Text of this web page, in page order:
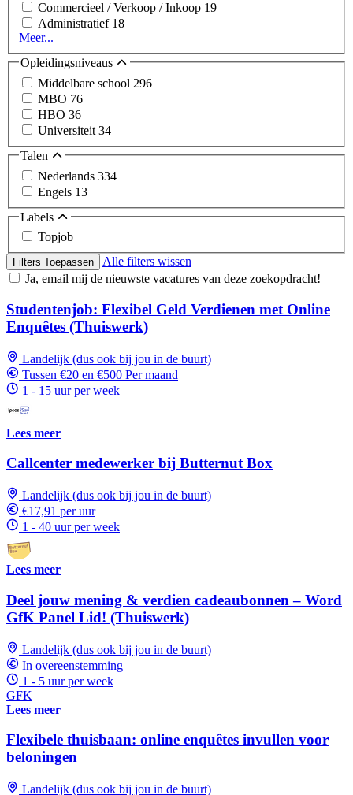
Commercieel / Verkoop / Inkoop 19
Administratief 18
Meer...
Opleidingsniveaus
Middelbare school 296
MBO 76
HBO 36
Universiteit 34
Talen
Nederlands 334
Engels 13
Labels
Topjob
Filters Toepassen
Alle filters wissen
Ja, email mij de nieuwste vacatures van deze zoekopdracht!
Studentenjob: Flexibel Geld Verdienen met Online
Enquêtes (Thuiswerk)
Landelijk (dus ook bij jou in de buurt)
Tussen €20 en €500 Per maand
1 - 15 uur per week
Lees meer
Callcenter medewerker bij Butternut Box
Landelijk (dus ook bij jou in de buurt)
€17,91 per uur
1 - 40 uur per week
Lees meer
Deel jouw mening & verdien cadeaubonnen – Word
GfK Panel Lid! (Thuiswerk)
Landelijk (dus ook bij jou in de buurt)
In overeenstemming
1 - 5 uur per week
GFK
Lees meer
Flexibele thuisbaan: online enquêtes invullen voor
beloningen
Landelijk (dus ook bij jou in de buurt)